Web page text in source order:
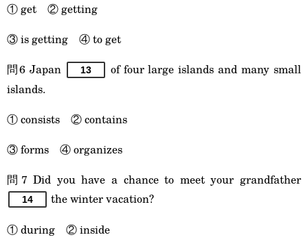
① get ② getting
③ is getting ④ to get
問6 Japan
13
of four large islands and many small
islands.
① consists ② contains
③ forms ④ organizes
問7 Did you have a chance to meet your grandfather
14
the winter vacation?
① during ② inside